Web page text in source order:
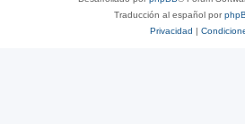
Traducción al español por
Privacidad |